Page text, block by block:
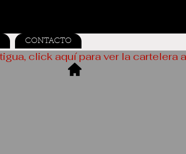
CONTACTO